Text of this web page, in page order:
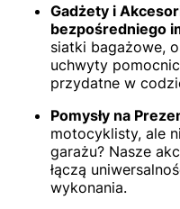
Gadżety i
bezpośredniego
siatki bagażowe,
uchwyty
przydatne w
Pomysły na
motocyklisty, ale
garażu? Nasze
łączą
wykonania.